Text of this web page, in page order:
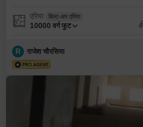
एरिया बिल्ट-अप एरिया
10000 वर्ग फुट
R राजेश चौरसिया